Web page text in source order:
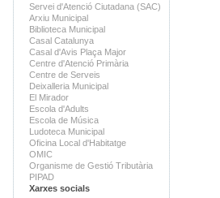
Servei d'Atenció Ciutadana (SAC)
Arxiu Municipal
Biblioteca Municipal
Casal Catalunya
Casal d'Avis Plaça Major
Centre d'Atenció Primària
Centre de Serveis
Deixalleria Municipal
El Mirador
Escola d'Adults
Escola de Música
Ludoteca Municipal
Oficina Local d'Habitatge
OMIC
Organisme de Gestió Tributària
PIPAD
Xarxes socials